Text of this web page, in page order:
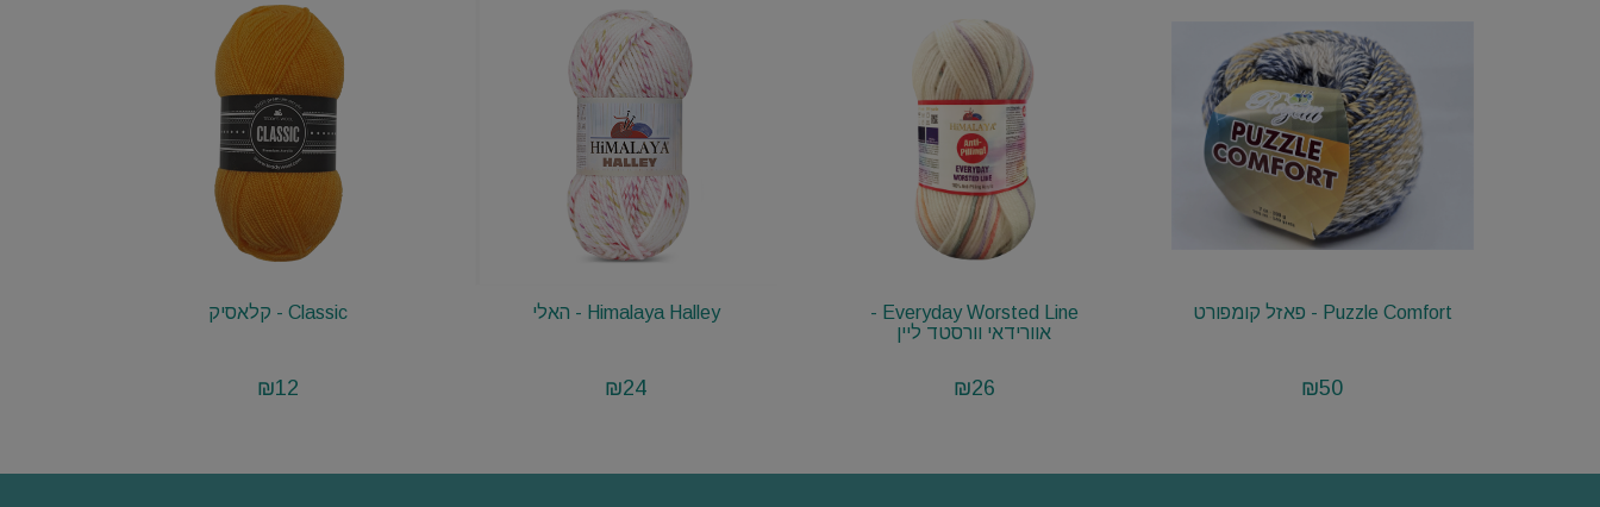
Puzzle Comfort - פאזל קומפורט
₪50
Everyday Worsted Line -
אוורידאי וורסטד ליין
₪26
Himalaya Halley - האלי
₪24
Classic - קלאסיק
₪12